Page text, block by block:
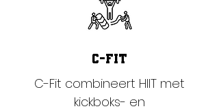
C-FIT
C-Fit combineert HIIT met
kickboks- en